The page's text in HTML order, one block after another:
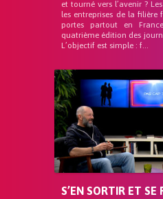
et tourné vers l’avenir ?
les entreprises de la filière
portes partout en
quatrième édition des
L’objectif est simple : f...
S’EN SORTIR ET SE